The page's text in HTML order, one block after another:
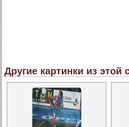
Другие картинки из этой